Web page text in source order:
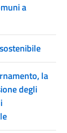
a
la
degli